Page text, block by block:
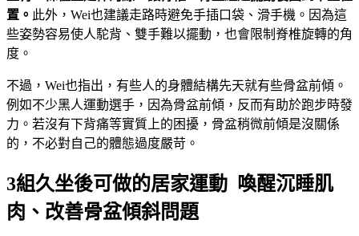
置。 此外，Wei也建議走路時避免手插口袋、滑手機。因為這
些姿勢容易使人駝背、雙手難以擺動，也會限制脊椎旋轉的角
度。
不過，Wei也指出，有些人的身體結構先天就有些骨盆前傾。
例如不少黑人運動選手，因為骨盆前傾，反而有助於跑步時發
力。若沒有下背痛等實質上的困擾，骨盆稍微前傾是沒關係
的，不必對自己的體態過度嚴苛。
3組久坐後可做的居家運動 喚醒沉睡肌
肉、改善骨盆傾斜問題